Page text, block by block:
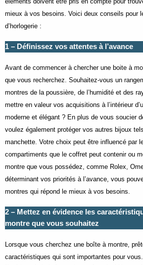
mieux à vos besoins. Voici deux conseils pour
d’horlogerie :
1 – Définissez vos attentes à l’avance
Avant de commencer à chercher une boite à
que vous recherchez. Souhaitez-vous un
montres de la poussière, de l’humidité et des
mettre en valeur vos acquisitions à l’intérieur
moderne et élégant ? En plus de vous soucier
voulez également protéger vos autres bijoux
manchette. Votre choix peut être influencé par
compartiments que le coffret peut contenir ou
montre que vous possédez, comme Rolex,
déterminant vos priorités à l’avance, vous
montres qui répond le mieux à vos besoins.
2 – Mettez en évidence les
montre que vous souhaitez
Lorsque vous cherchez une boîte à montre,
caractéristiques qui sont importantes pour